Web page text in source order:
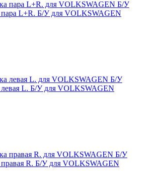
пара L+R. Б/У для VOLKSWAGEN
левая L. Б/У для VOLKSWAGEN
правая R. Б/У для VOLKSWAGEN